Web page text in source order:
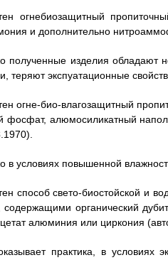
огнебиозащитный
и дополнительно
полученные изделия обладают
теряют экспуатационные
огне-био-влагозащитный
алюмосиликатный
в условиях повышенной
способ свето-биостойской и
содержащими органический
алюминия или циркония
практика, в условиях